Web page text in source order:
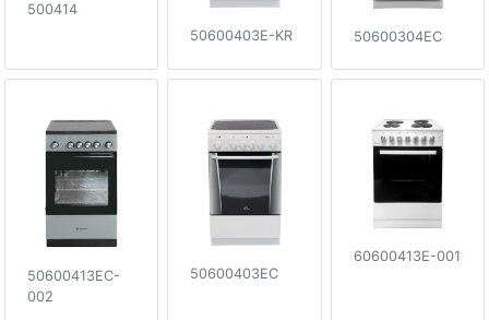
500414
50600403E-KR
50600304EC
50600413EC-
002
50600403EC
60600413E-001